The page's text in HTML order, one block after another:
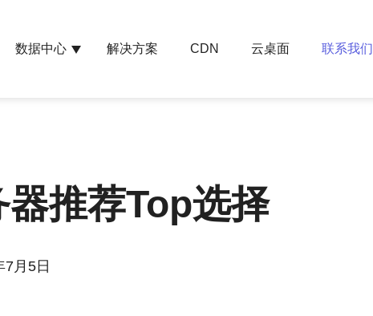
数据中心 解决方案 CDN 云桌面 联系我们
推荐Top选择
7月5日